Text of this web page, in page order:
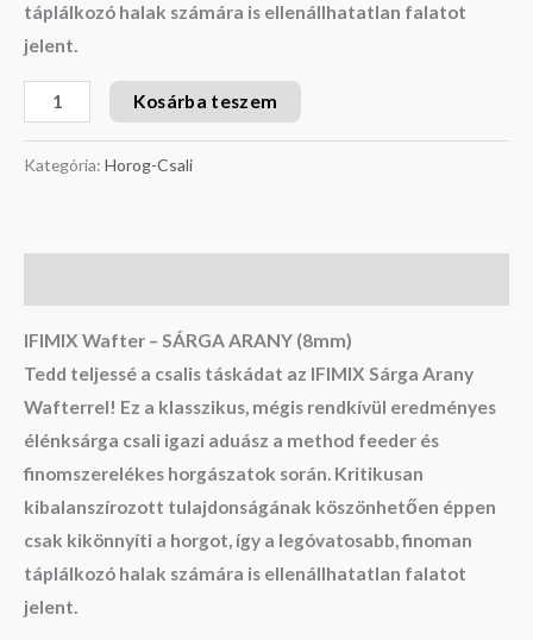
táplálkozó halak számára is ellenállhatatlan falatot
jelent.
Kosárba teszem
Kategória: Horog-Csali
IFIMIX Wafter – SÁRGA ARANY (8mm)
Tedd teljessé a csalis táskádat az IFIMIX Sárga Arany
Wafterrel! Ez a klasszikus, mégis rendkívül eredményes
élénksárga csali igazi aduász a method feeder és
finomszerelékes horgászatok során. Kritikusan
kibalanszírozott tulajdonságának köszönhetően éppen
csak kikönnyíti a horgot, így a legóvatosabb, finoman
táplálkozó halak számára is ellenállhatatlan falatot
jelent.